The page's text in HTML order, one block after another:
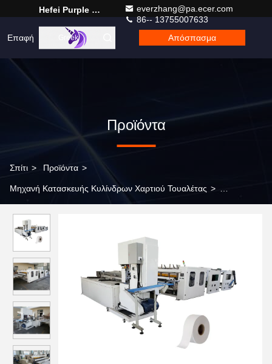
Hefei Purple Horn E-Commerce Co., Ltd.
everzhang@pa.ecer.com
86-- 13755007633
Επαφή
Greek Απόσπασμα
Προϊόντα
Σπίτι > Προϊόντα >
Μηχανή Κατασκευής Κυλίνδρων Χαρτιού Τουαλέτας >
big tussue roll για μικρές επιχειρήσεις